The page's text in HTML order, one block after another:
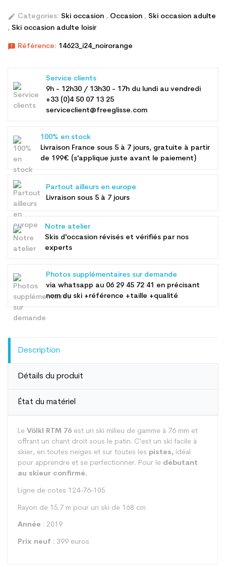
edit Categories: Ski occasion , Occasion , Ski occasion adulte
, Ski occasion adulte loisir
announcement Référence: 14623_i24_noirorange
Service clients
9h - 12h30 / 13h30 - 17h du lundi au vendredi
+33 (0)4 50 07 13 25
serviceclient@freeglisse.com
100% en stock
Livraison France sous 5 à 7 jours, gratuite à partir
de 199€ (s'applique juste avant le paiement)
Partout ailleurs en europe
Livraison sous 5 à 7 jours
Notre atelier
Skis d'occasion révisés et vérifiés par nos
experts
Photos supplémentaires sur demande
via whatsapp au 06 29 45 72 41 en précisant
nom du ski +référence +taille +qualité
Description
Détails du produit
État du matériel
Le Völkl RTM 76 est un ski milieu de gamme à 76 mm et
offrant un chant droit sous le patin. C'est un ski facile à
skier, en toutes neiges et sur toutes les pistes, idéal
pour apprendre et se perfectionner. Pour le débutant
au skieur confirmé.
Ligne de cotes 124-76-105
Rayon de 15.7 m pour un ski de 168 cm
Année : 2019
Prix neuf : 399 euros